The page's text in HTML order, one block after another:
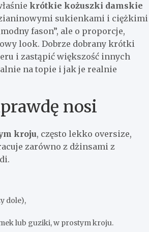
krótkie kożuszki damskie
sukienkami i ciężkimi
fason”, ale o proporcje,
look. Dobrze dobrany krótki
i zastąpić większość innych
na topie i jak je realnie
nosi
kroju, często lekko oversize,
zarówno z dżinsami z
dole),
lub guziki, w prostym kroju.